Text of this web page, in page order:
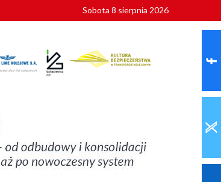
Sobota 8 sierpnia 2026